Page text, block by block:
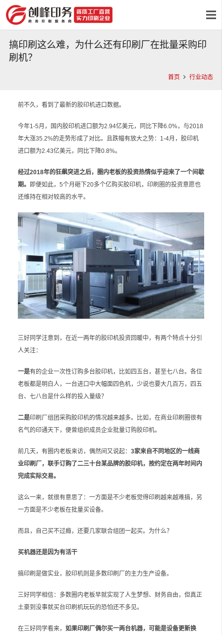
搞印刷这么难，为什么还有印刷厂在批量采购印
刷机？
首页 行业动态
前不久，看到了最新的胶印机进口数据。
今年1-5月，国内胶印机进口额为2.94亿美元，同比下降6.0%，与2018
年大涨35.2%的走势形成了对比。且跌幅有放大之势：1-4月，胶印机
进口额为2.43亿美元，同比下降0.8%。
经过2018年的狂飙突进之后，圈内老板的投资热情似乎迎来了一个间歇
期。 即便如此，5个月砸下20多个亿购买胶印机，印刷圈的投资意愿也
还维持在相对较高的水平。
三好同学注意到，在近一两年的胶印机投资回暖中，有两个特点十分引
人关注：
一是有的企业一次性订购多台胶印机，比如四五台，甚至七八台。各位
老板都是明白人，一台进口中大幅面四色机，少说也要大几百万，四五
台、七八台是什么样的投入量级？
二是印刷厂组团采购胶印机的情况越来越多。比如，在商业印刷圈很有
名气的印通天下，便曾组织成员企业批量订购胶印机。
前几天，有圈内老板来访，偶然间又说起： 3家来自不同地区的一线商
业印刷厂，联手订购了二三十台某品牌的胶印机，按约定在两年时间内
完成实际交易。
这么一来，就很有意思了：一方面是不少老板觉得印刷越来越难搞，另
一方面是不少老板在批量买设备。
而且，自己买不过瘾，还要几家联合组团一起买。为什么？
买机器还是因为有活干
搞印刷是做实业，胶印机则是多数印刷厂的主力生产设备。
三好同学相信：多数圈内老板早就实现了人生梦想、财务自由，但真正
土豪到没事就买台印刷机玩玩的恐怕还不多见。
在三好同学看来， 如果印刷厂偶尔买一两台机器，可能是设备更新换